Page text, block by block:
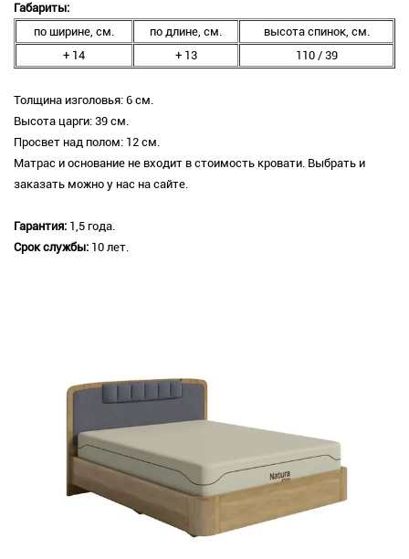
Габариты:
по ширине, см.
по длине, см.
высота спинок, см.
+ 14
+ 13 110 / 39
Толщина изголовья: 6 см.
Высота царги: 39 см.
Просвет над полом: 12 см.
Матрас и основание не входит в стоимость кровати. Выбрать и
заказать можно у нас на сайте.
Гарантия: 1,5 года.
Срок службы: 10 лет.